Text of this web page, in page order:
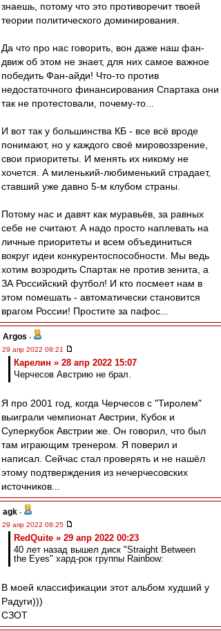
знаешь, потому что это противоречит твоей
теории политического доминирования.
Да что про нас говорить, вон даже наш фан-
движ об этом не знает, для них самое важное
победить Фан-айди! Что-то против
недостаточного финансирования Спартака они
так не протестовали, почему-то...
И вот так у большинства КБ - все всё вроде
понимают, но у каждого своё мировоззрение,
свои приоритеты. И менять их никому не
хочется. А миленький-любименький страдает,
ставший уже давно 5-м клубом страны.
Потому нас и давят как муравьёв, за равных
себе не считают. А надо просто наплевать на
личные приоритеты и всем объединиться
вокруг идеи конкурентоспособности. Мы ведь
хотим возродить Спартак не против зенита, а
ЗА Российский футбол! И кто посмеет нам в
этом помешать - автоматически становится
врагом России! Простите за пафос...
Argos -
29 апр 2022 09:21
Карелин » 28 апр 2022 15:07
Черчесов Австрию не брал.
Я про 2001 год, когда Черчесов с "Тиролем"
выиграли чемпионат Австрии, Кубок и
Суперкубок Австрии же. Он говорил, что был
там играющим тренером. Я поверил и
написал. Сейчас стал проверять и не нашёл
этому подтверждения из нечерчесовских
источников...
agk -
29 апр 2022 08:25
RedQuite » 29 апр 2022 00:23
40 лет назад вышел диск "Straight Between
the Eyes" хард-рок группы Rainbow:
В моей классификации этот альбом худший у
Радуги)))
СЗОТ